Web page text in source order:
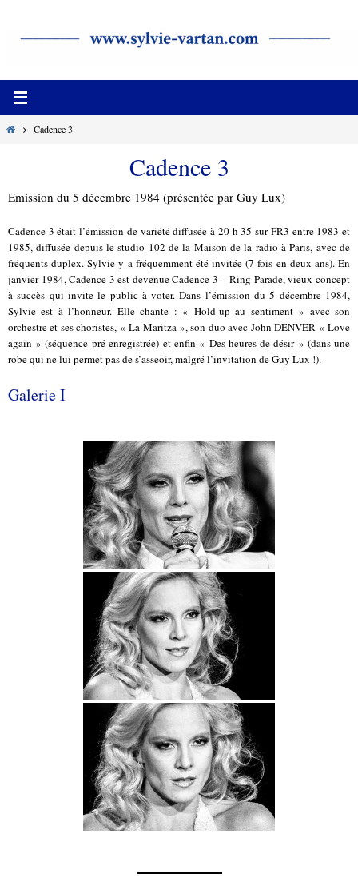
HomeCadence 3
Cadence 3
Emission du 5 décembre 1984 (présentée par Guy Lux)
Cadence 3 était l’émission de variété diffusée à 20 h 35 sur FR3 entre 1983 et
1985, diffusée depuis le studio 102 de la Maison de la radio à Paris, avec de
fréquents duplex. Sylvie y a fréquemment été invitée (7 fois en deux ans). En
janvier 1984, Cadence 3 est devenue Cadence 3 – Ring Parade, vieux concept
à succès qui invite le public à voter. Dans l’émission du 5 décembre 1984,
Sylvie est à l’honneur. Elle chante : « Hold-up au sentiment » avec son
orchestre et ses choristes, « La Maritza », son duo avec John DENVER « Love
again » (séquence pré-enregistrée) et enfin « Des heures de désir » (dans une
robe qui ne lui permet pas de s’asseoir, malgré l’invitation de Guy Lux !).
Galerie I